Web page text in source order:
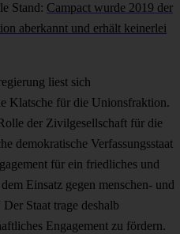
Stand: Campact wurde 2019 der
aberkannt und erhält keinerlei
liest sich
Klatsche für die Unionsfraktion.
der Zivilgesellschaft für die
demokratische Verfassungsstaat
für ein friedliches und
Einsatz gegen menschen- und
Staat trage deshalb
Engagement zu fördern.